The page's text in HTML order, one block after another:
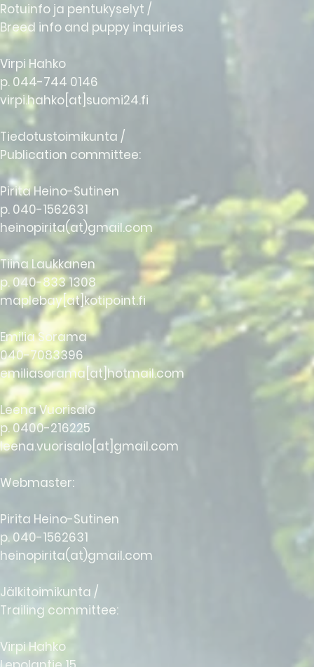
Rotuinfo ja pentukyselyt /
Breed info and puppy inquiries
Virpi Hahko
p. 044-744 0146
virpi.hahko[at]suomi24.fi
Tiedotustoimikunta /
Publication committee:
Pirita Heino-Sutinen
p. 040-1562631
heinopirita(at)gmail.com
Tiina Laukkanen
p. 040-833 1308
maplebay[at]kotipoint.fi
Emilia Sorama
040-7083396
emiliasorama[at]hotmail.com
Leena Vuorisalo
p.0400-216225
leena.vuorisalo[at]gmail.com
Webmaster:
Pirita Heino-Sutinen
p. 040-1562631
heinopirita(at)gmail.com
Jälkitoimikunta /
Trailing committee:
Virpi Hahko